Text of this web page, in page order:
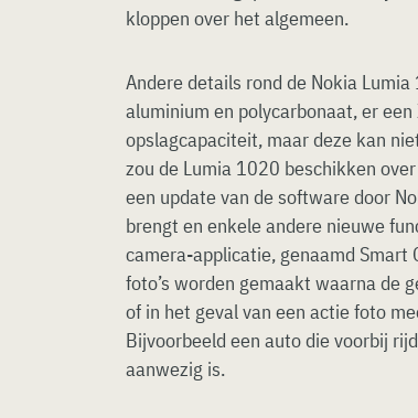
kloppen over het algemeen.
Andere details rond de Nokia
aluminium en polycarbonaat, er
opslagcapaciteit, maar deze kan
zou de Lumia 1020 beschikken
een update van de software door
brengt en enkele andere nieuwe
camera-applicatie, genaamd Smart
foto’s worden gemaakt waarna de
of in het geval van een actie foto
Bijvoorbeeld een auto die voorbij
aanwezig is.